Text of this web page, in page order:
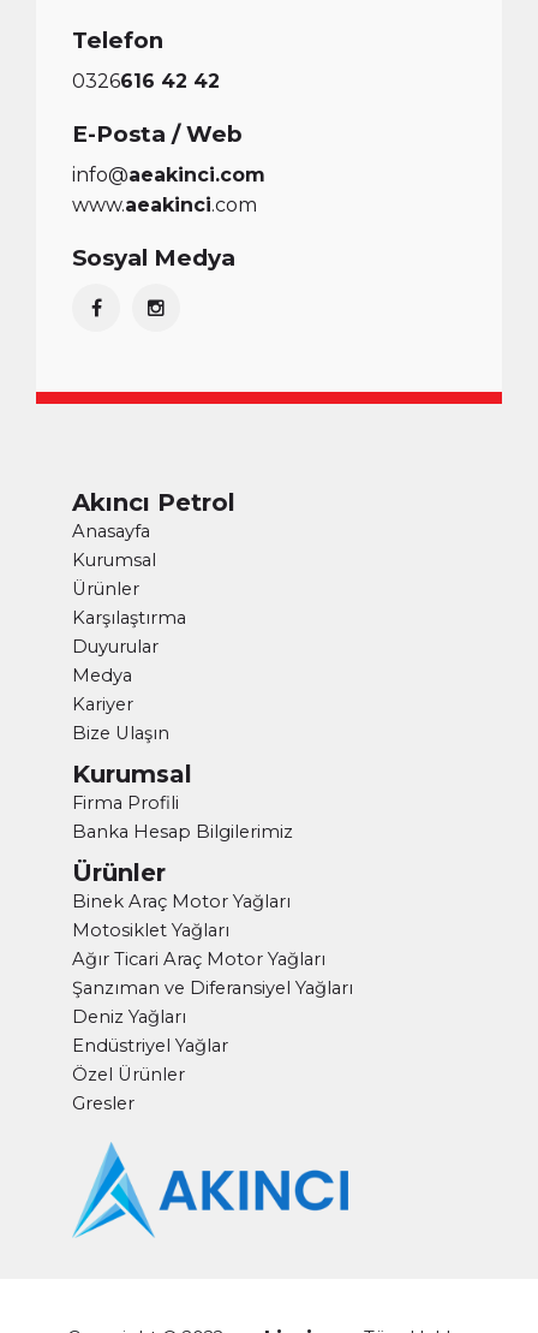
Telefon
0326616 42 42
E-Posta / Web
info@aeakinci.com
www.aeakinci.com
Sosyal Medya
Akıncı Petrol
Anasayfa
Kurumsal
Ürünler
Karşılaştırma
Duyurular
Medya
Kariyer
Bize Ulaşın
Kurumsal
Firma Profili
Banka Hesap Bilgilerimiz
Ürünler
Binek Araç Motor Yağları
Motosiklet Yağları
Ağır Ticari Araç Motor Yağları
Şanzıman ve Diferansiyel Yağları
Deniz Yağları
Endüstriyel Yağlar
Özel Ürünler
Gresler